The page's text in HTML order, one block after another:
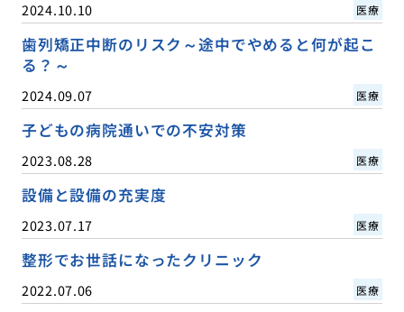
2024.10.10 医療
歯列矯正中断のリスク～途中でやめると何が起こ
る？～
2024.09.07 医療
子どもの病院通いでの不安対策
2023.08.28 医療
設備と設備の充実度
2023.07.17 医療
整形でお世話になったクリニック
2022.07.06 医療